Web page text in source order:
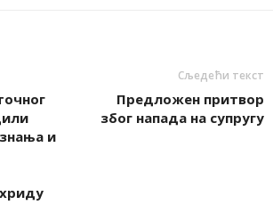
и
Сљедећи текст
Предложен притвор
због напада на супругу